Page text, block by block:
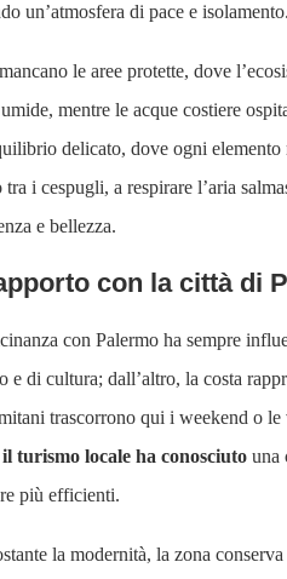
un’atmosfera di pace e isolamento.
le aree protette, dove
mentre le acque costiere
delicato, dove ogni
tra i cespugli, a respirare l’aria
e bellezza.
con la città di
con Palermo ha sempre
e di cultura; dall’altro, la costa
trascorrono qui i weekend o
il turismo locale ha conosciuto una
più efficienti.
la modernità, la zona